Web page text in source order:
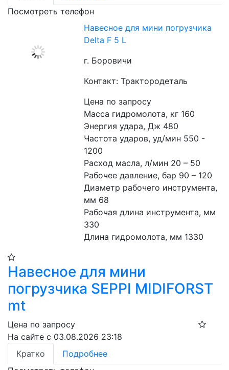
Посмотреть телефон
Навесное для мини погрузчика
Delta F 5 L
г. Боровичи
Контакт: Трактородеталь
Цена по запросу
Масса гидромолота, кг 160
Энергия удара, Дж 480
Частота ударов, уд/мин 550 -
1200
Расход масла, л/мин 20 – 50
Рабочее давление, бар 90 – 120
Диаметр рабочего инструмента,
мм 68
Рабочая длина инструмента, мм
330
Длина гидромолота, мм 1330
Навесное для мини
погрузчика SEPPI MIDIFORST
mt
Цена по запросу
На сайте с 03.08.2026 23:18
Кратко
Подробнее